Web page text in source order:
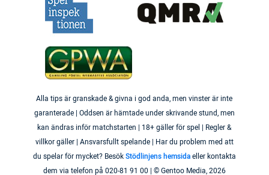
Alla tips är granskade & givna i god anda, men vinster är inte
garanterade | Oddsen är hämtade under skrivande stund, men
kan ändras inför matchstarten | 18+ gäller för spel | Regler &
villkor gäller | Ansvarsfullt spelande | Har du problem med att
du spelar för mycket? BesökStödlinjens hemsidaeller kontakta
dem via telefon på 020-81 91 00 | © Gentoo Media,2026